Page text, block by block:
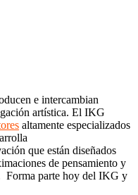
e intercambian
artística. El IKG
altamente especializados
que están diseñados
de pensamiento y
Forma parte hoy del IKG y